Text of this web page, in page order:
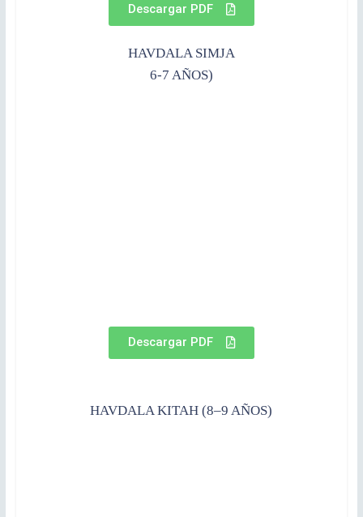
Descargar PDF
HAVDALA SIMJA
6-7 AÑOS)
Descargar PDF
HAVDALA KITAH (8–9 AÑOS)